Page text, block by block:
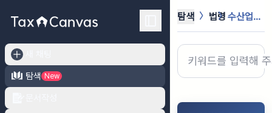
탐색
New
탐색 법령 수산업법 시행규칙